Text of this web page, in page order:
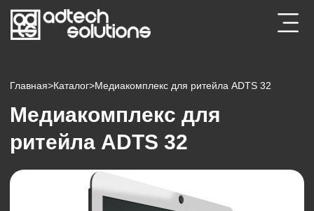
Главная>Каталог>Медиакомплекс для ритейла ADTS 32
Медиакомплекс для
ритейла ADTS 32